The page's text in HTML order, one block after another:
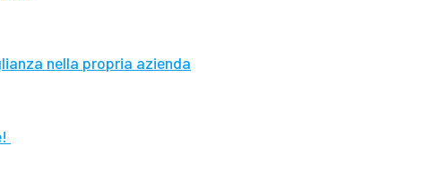
nella propria azienda